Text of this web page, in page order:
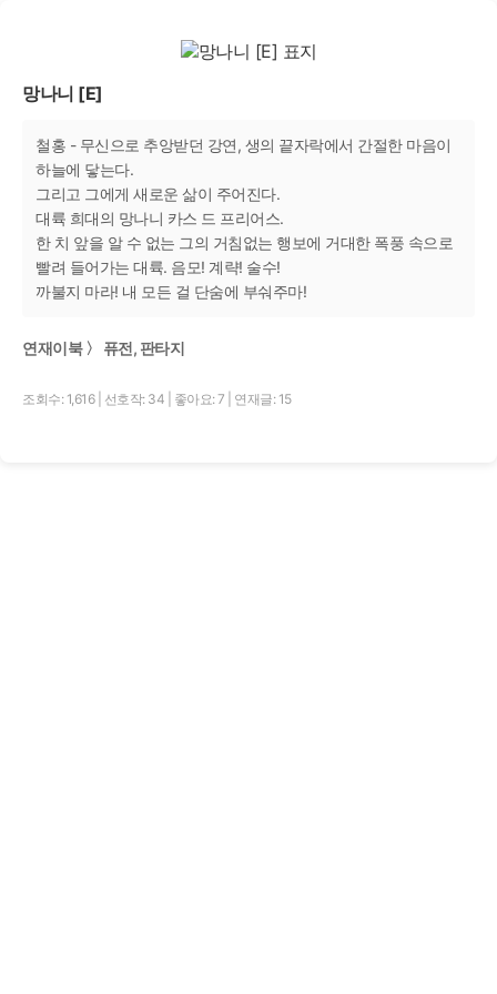
망나니 [E]
철홍 - 무신으로 추앙받던 강연, 생의 끝자락에서 간절한 마음이
하늘에 닿는다.
그리고 그에게 새로운 삶이 주어진다.
대륙 희대의 망나니 카스 드 프리어스.
한 치 앞을 알 수 없는 그의 거침없는 행보에 거대한 폭풍 속으로
빨려 들어가는 대륙. 음모! 계략! 술수!
까불지 마라! 내 모든 걸 단숨에 부숴주마!
연재이북 〉 퓨전, 판타지
조회수: 1,616 선호작: 34 좋아요: 7 연재글: 15